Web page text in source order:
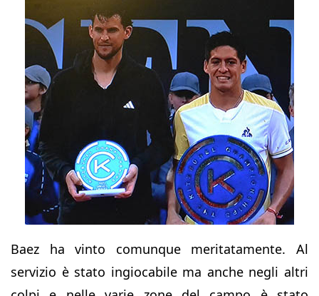
Baez ha vinto comunque meritatamente. Al
servizio è stato ingiocabile ma anche negli altri